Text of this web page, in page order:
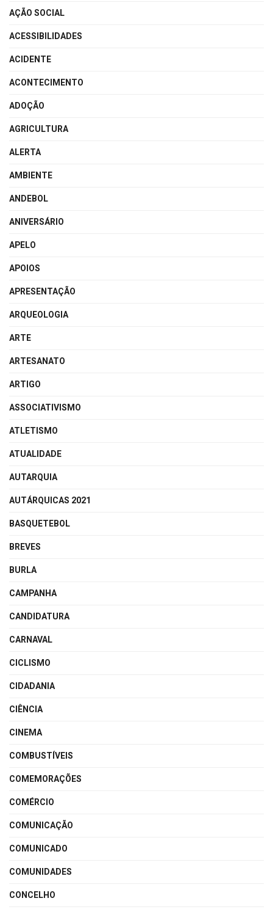
AÇÃO SOCIAL
ACESSIBILIDADES
ACIDENTE
ACONTECIMENTO
ADOÇÃO
AGRICULTURA
ALERTA
AMBIENTE
ANDEBOL
ANIVERSÁRIO
APELO
APOIOS
APRESENTAÇÃO
ARQUEOLOGIA
ARTE
ARTESANATO
ARTIGO
ASSOCIATIVISMO
ATLETISMO
ATUALIDADE
AUTARQUIA
AUTÁRQUICAS 2021
BASQUETEBOL
BREVES
BURLA
CAMPANHA
CANDIDATURA
CARNAVAL
CICLISMO
CIDADANIA
CIÊNCIA
CINEMA
COMBUSTÍVEIS
COMEMORAÇÕES
COMÉRCIO
COMUNICAÇÃO
COMUNICADO
COMUNIDADES
CONCELHO